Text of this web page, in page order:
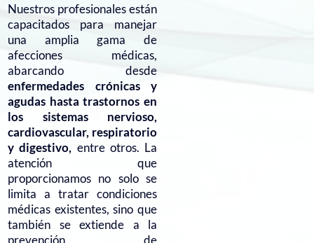
Nuestros profesionales están
capacitados para manejar
una amplia gama de
afecciones médicas,
abarcando desde
enfermedades crónicas y
agudas hasta trastornos en
los sistemas nervioso,
cardiovascular, respiratorio
y digestivo, entre otros. La
atención que
proporcionamos no solo se
limita a tratar condiciones
médicas existentes, sino que
también se extiende a la
prevención de